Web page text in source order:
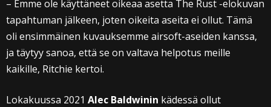
– Emme ole käyttäneet oikeaa asetta The Rust -elokuvan
tapahtuman jälkeen, joten oikeita aseita ei ollut. Tämä
oli ensimmäinen kuvauksemme airsoft-aseiden kanssa,
ja täytyy sanoa, että se on valtava helpotus meille
kaikille, Ritchie kertoi.
Lokakuussa 2021 Alec Baldwinin kädessä ollut